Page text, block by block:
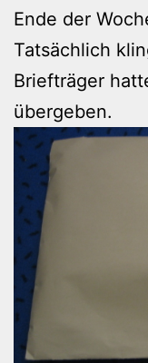
Ende der
Tatsächlich
Briefträger
übergeben.